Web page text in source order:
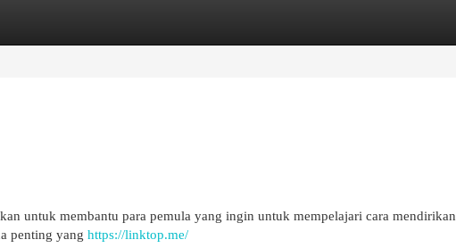
untuk membantu para pemula yang ingin untuk mempelajari cara mendirikan
penting yang https://linktop.me/